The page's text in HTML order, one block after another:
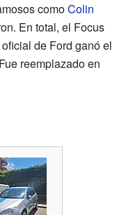
comoColin
En total, el Focus
de Ford ganó el
reemplazado en